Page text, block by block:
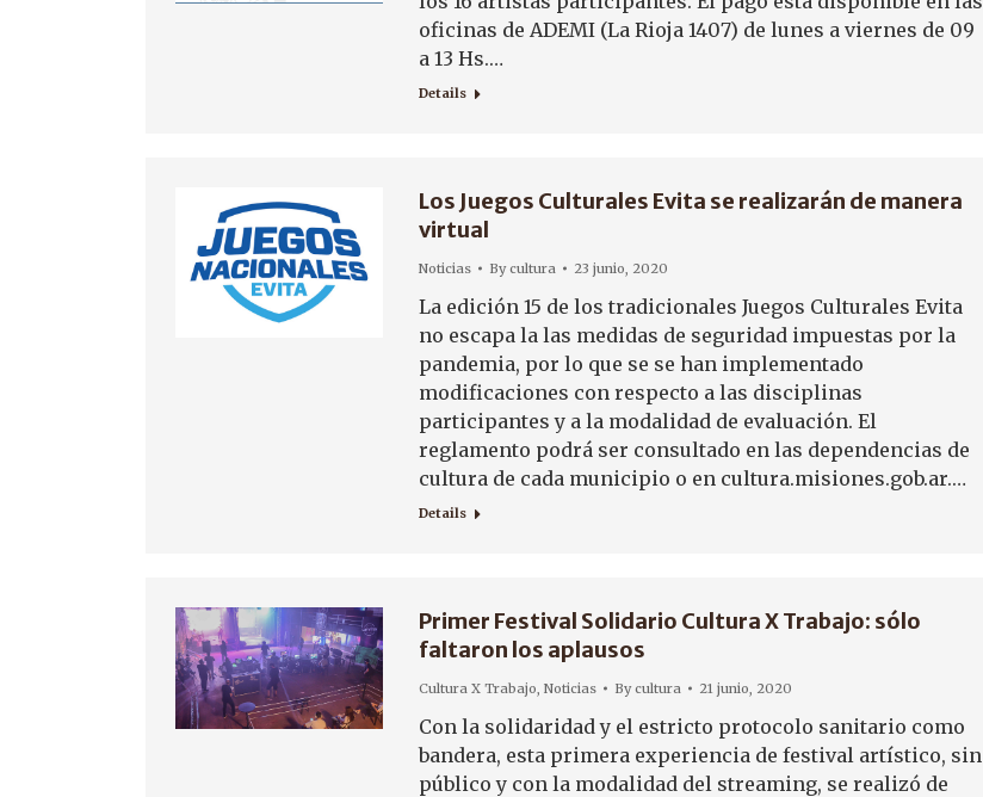
oficinas de ADEMI (La Rioja 1407) de lunes a viernes de 09
a 13 Hs.…
Details
Los Juegos Culturales Evita se realizarán de manera
virtual
Noticias Bycultura 23 junio, 2020
La edición 15 de los tradicionales Juegos Culturales Evita
no escapa la las medidas de seguridad impuestas por la
pandemia, por lo que se se han implementado
modificaciones con respecto a las disciplinas
participantes y a la modalidad de evaluación. El
reglamento podrá ser consultado en las dependencias de
cultura de cada municipio o en cultura.misiones.gob.ar.…
Details
Primer Festival Solidario Cultura X Trabajo: sólo
faltaron los aplausos
Cultura X Trabajo, Noticias Bycultura 21 junio, 2020
Con la solidaridad y el estricto protocolo sanitario como
bandera, esta primera experiencia de festival artístico, sin
público y con la modalidad del streaming, se realizó de